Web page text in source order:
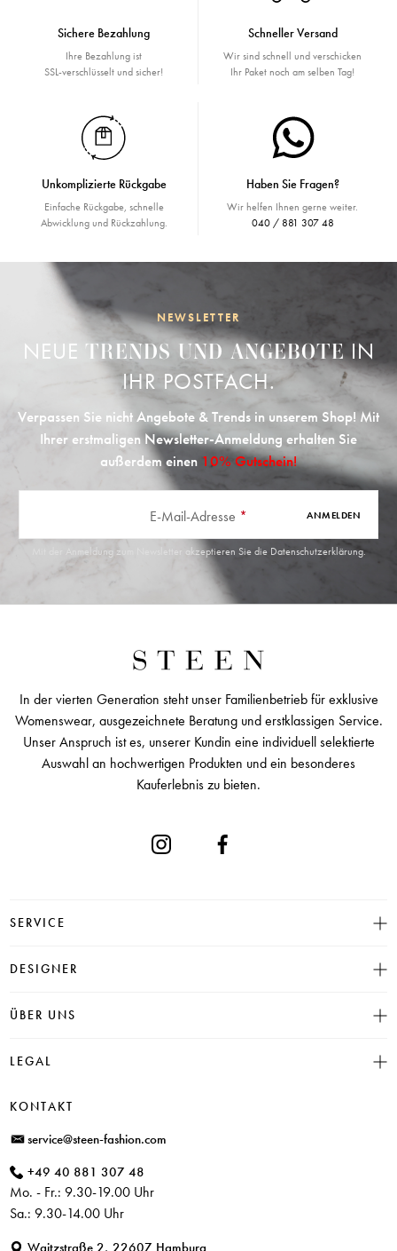
Sichere Bezahlung
Ihre Bezahlung ist
SSL-verschlüsselt und sicher!
Schneller Versand
Wir sind schnell und verschicken
Ihr Paket noch am selben Tag!
Unkomplizierte Rückgabe
Einfache Rückgabe, schnelle
Abwicklung und Rückzahlung.
Haben Sie Fragen?
Wir helfen Ihnen gerne weiter.
040 / 881 307 48
NEWSLETTER
NEUE TRENDS UND ANGEBOTEIN
IHR POSTFACH.
Verpassen Sie nicht Angebote & Trends in unserem Shop! Mit
Ihrer erstmaligen Newsletter-Anmeldung erhalten Sie
außerdem einen 10% Gutschein!
E-Mail-Adresse * ANMELDEN
Mit der Anmeldung zum Newsletter akzeptieren Sie die Datenschutzerklärung.
In der vierten Generation steht unser Familienbetrieb für exklusive
Womenswear, ausgezeichnete Beratung und erstklassigen Service.
Unser Anspruch ist es, unserer Kundin eine individuell selektierte
Auswahl an hochwertigen Produkten und ein besonderes
Kauferlebnis zu bieten.
SERVICE
Größentabelle
Häufige Fragen
Rücksendung
DESIGNER
INSIEME
JUVIA
CANDICE COOPER
+ Mehr Designer
ÜBER UNS
Historie
LEGAL
Impressum
KONTAKT
service@steen-fashion.com
+49 40 881 307 48
Mo. - Fr.: 9.30-19.00 Uhr
Sa.: 9.30-14.00 Uhr